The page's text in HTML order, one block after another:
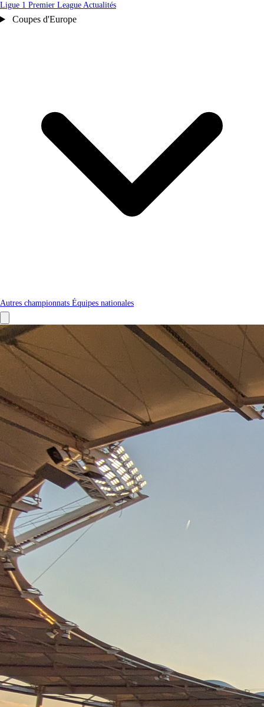
Ligue 1 Premier League Actualités
Coupes d'Europe
Autres championnats Équipes nationales